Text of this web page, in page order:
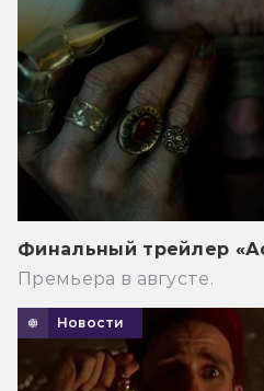
Финальный трейлер
Премьера в августе.
Новости